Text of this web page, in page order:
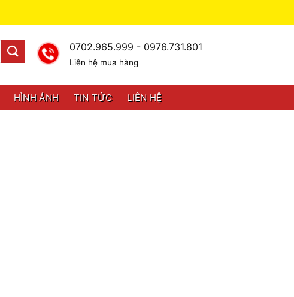
0702.965.999 - 0976.731.801
Liên hệ mua hàng
HÌNH ẢNH TIN TỨC LIÊN HỆ